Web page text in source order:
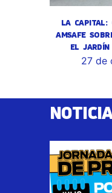
LA CAPITAL:
AMSAFE
EL
27 de